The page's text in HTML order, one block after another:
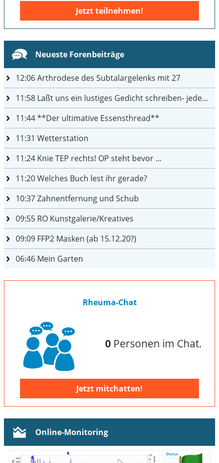
Jetzt teilnehmen!
Neueste Forenbeiträge
12:06Arthrodese des Subtalargelenks mit 27
11:58 Laßt uns ein lustiges Gedicht schreiben- jeder einen Satz
11:44**Der ultimative Essensthread**
11:31 Wetterstation
11:24 Knie TEP rechts! OP steht bevor ...
11:20Welches Buch lest ihr gerade?
10:37Zahnentfernung und Schub
09:55 RO Kunstgalerie/Kreatives
09:09 FFP2 Masken (ab 15.12.20?)
06:46 Mein Garten
Rheuma-Chat
0Personen im Chat.
Jetzt mitchatten!
Online-Monitoring